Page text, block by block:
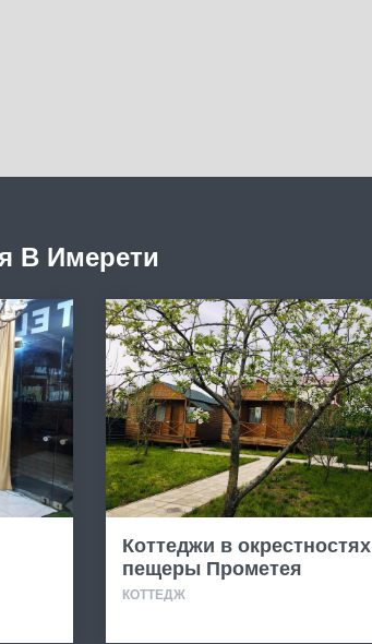
В Имерети
Коттеджи в окрестностях
пещеры Прометея
КОТТЕДЖ